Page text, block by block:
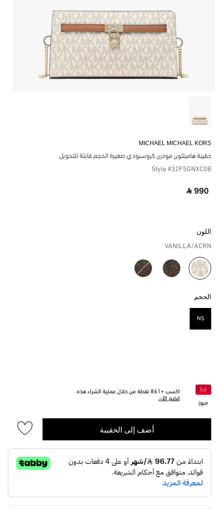
MICHAEL MICHAEL KORS
حقيبة هاميلتون مودرن كروسبودي صغيرة الحجم قابلة للتحويل
Style #32F5GNXC0B
‎ ⃁ 990 ‎
اللون
VANILLA/ACRN
مختار
الحجم
NS
ميوز
اكسب + 861 نقطة من خلال عملية الشراء هذه.
انضم الآن
أضف إلى الحقيبة